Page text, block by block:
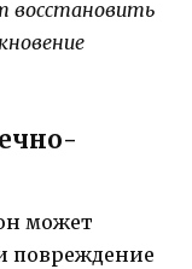
восстановить
может
повреждение